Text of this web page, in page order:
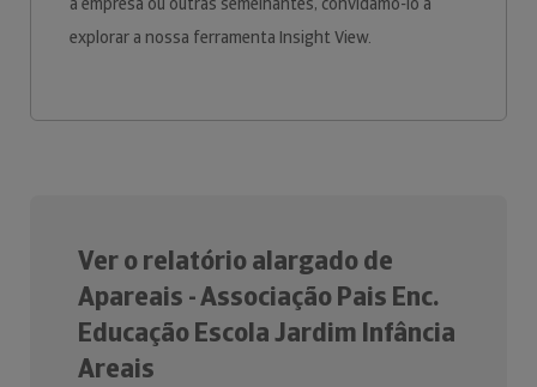
explorar a nossa ferramenta Insight View.
Ver o relatório alargado de
Apareais - Associação Pais Enc.
Educação Escola Jardim Infância
Areais